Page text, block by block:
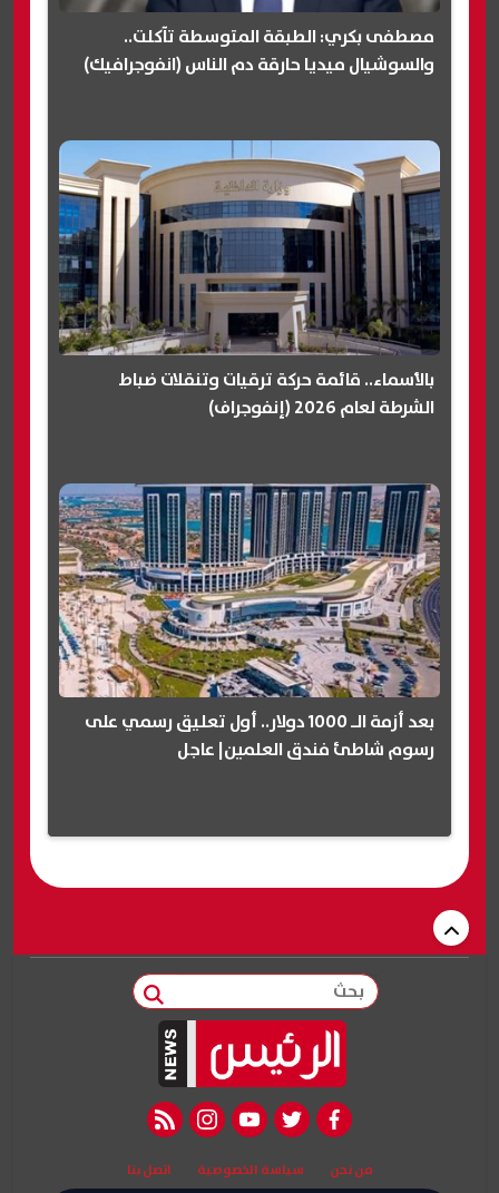
مصطفى بكري: الطبقة المتوسطة تآكلت..
والسوشيال ميديا حارقة دم الناس (انفوجرافيك)
بالأسماء.. قائمة حركة ترقيات وتنقلات ضباط
الشرطة لعام 2026 (إنفوجراف)
بعد أزمة الـ 1000 دولار.. أول تعليق رسمي على
رسوم شاطئ فندق العلمين| عاجل
بحث
facebook
twitter
youtube
instagram
rss feed
من نحن سياسة الخصوصية اتصل بنا